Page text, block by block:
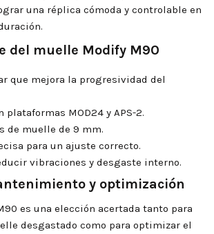
una réplica cómoda y controlable en
del muelle Modify M90
que mejora la progresividad del
plataformas MOD24 y APS-2.
de muelle de 9 mm.
para un ajuste correcto.
vibraciones y desgaste interno.
y optimización
es una elección acertada tanto para
desgastado como para optimizar el